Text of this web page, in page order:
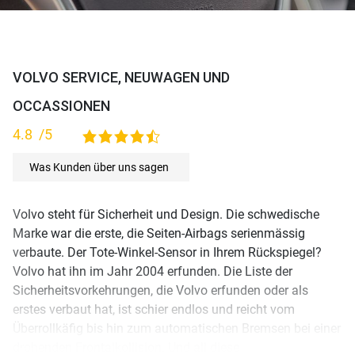
VOLVO SERVICE, NEUWAGEN UND
OCCASSIONEN
4.8 /5 4,8 rating based on 115 ratings
Was Kunden über uns sagen
Volvo steht für Sicherheit und Design. Die schwedische
Marke war die erste, die Seiten-Airbags serienmässig
verbaute. Der Tote-Winkel-Sensor in Ihrem Rückspiegel?
Volvo hat ihn im Jahr 2004 erfunden. Die Liste der
Sicherheitsvorkehrungen, die Volvo erfunden oder als
erstes verbaut hat, ist schier endlos und reicht vom
Überrollkäfig bis hin zum automatischen Bremsen bei einer